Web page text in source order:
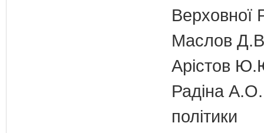
Верховної
Маслов Д.В.
Арістов
Радіна А.О.
політики